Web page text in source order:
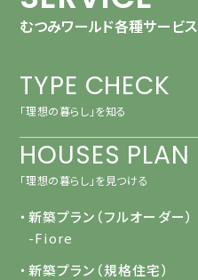
むつみワールド各種サービス
TYPE CHECK
「理想の暮らし」を知る
HOUSES PLAN
「理想の暮らし」を見つける
・新築プラン（フルオーダー）
-Fiore
・新築プラン（規格住宅）